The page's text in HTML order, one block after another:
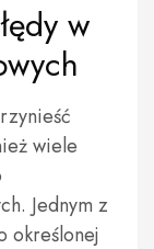
w
wiele
Jednym z
określonej